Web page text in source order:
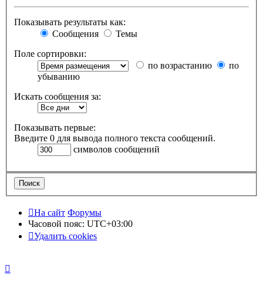
Показывать результаты как:
Сообщения
Темы
Поле сортировки:
по возрастанию
по
убыванию
Искать сообщения за:
Показывать первые:
Введите 0 для вывода полного текста сообщений.
символов сообщений
На сайт Форумы
Часовой пояс: UTC+03:00
Удалить cookies